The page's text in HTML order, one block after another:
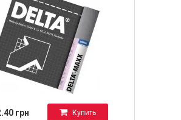
грн Купить